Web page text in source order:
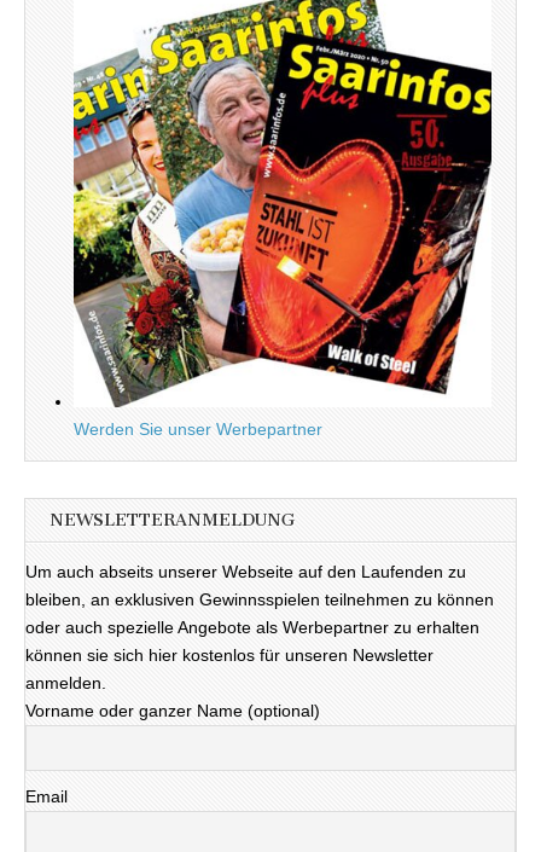
Werden Sie unser Werbepartner
NEWSLETTERANMELDUNG
Um auch abseits unserer Webseite auf den Laufenden zu
bleiben, an exklusiven Gewinnsspielen teilnehmen zu können
oder auch spezielle Angebote als Werbepartner zu erhalten
können sie sich hier kostenlos für unseren Newsletter
anmelden.
Vorname oder ganzer Name (optional)
Email